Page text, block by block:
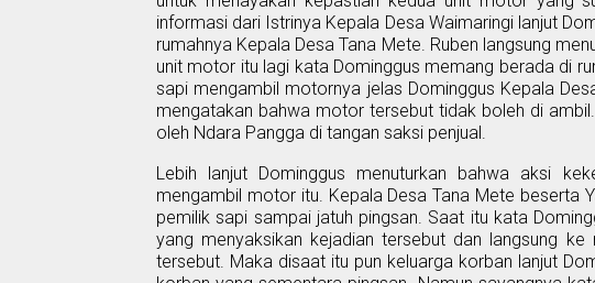
informasi dari Istrinya Kepala Desa Waimaringi lanjut
rumahnya Kepala Desa Tana Mete. Ruben langsung
unit motor itu lagi kata Dominggus memang berada di
sapi mengambil motornya jelas Dominggus Kepala
mengatakan bahwa motor tersebut tidak boleh di ambil.
oleh Ndara Pangga di tangan saksi penjual.
Lebih lanjut Dominggus menuturkan bahwa aksi
mengambil motor itu. Kepala Desa Tana Mete beserta
pemilik sapi sampai jatuh pingsan. Saat itu kata
yang menyaksikan kejadian tersebut dan langsung ke
tersebut. Maka disaat itu pun keluarga korban lanjut